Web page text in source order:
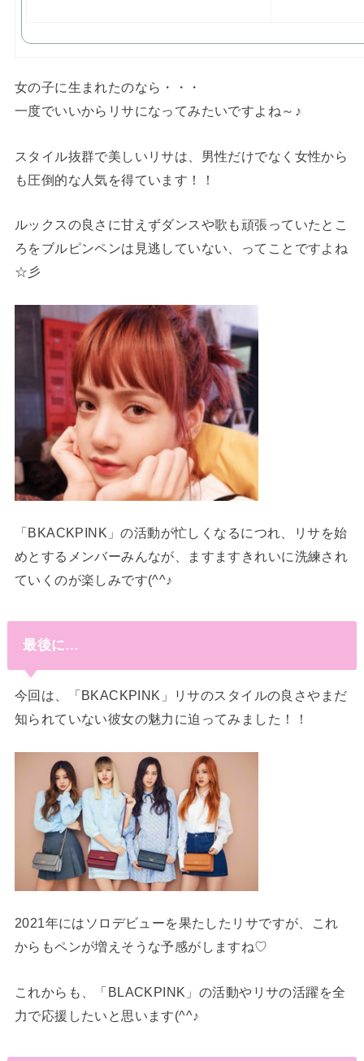
女の子に生まれたのなら・・・
一度でいいからリサになってみたいですよね～♪
スタイル抜群で美しいリサは、男性だけでなく女性から
も圧倒的な人気を得ています！！
ルックスの良さに甘えずダンスや歌も頑張っていたとこ
ろをブルピンペンは見逃していない、ってことですよね
☆彡
「BKACKPINK」の活動が忙しくなるにつれ、リサを始
めとするメンバーみんなが、ますますきれいに洗練され
ていくのが楽しみです(^^♪
最後に…
今回は、「BKACKPINK」リサのスタイルの良さやまだ
知られていない彼女の魅力に迫ってみました！！
2021年にはソロデビューを果たしたリサですが、これ
からもペンが増えそうな予感がしますね♡
これからも、「BLACKPINK」の活動やリサの活躍を全
力で応援したいと思います(^^♪